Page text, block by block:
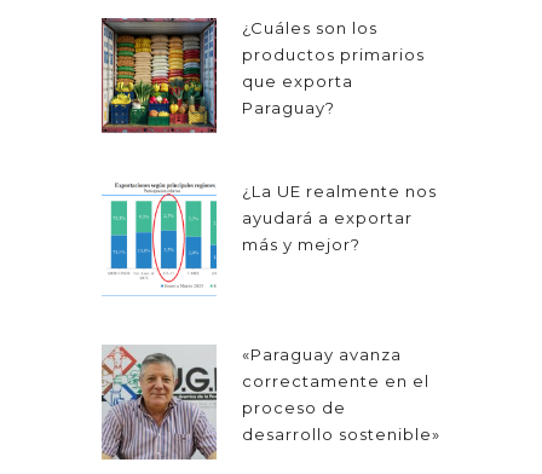
¿Cuáles son los
productos primarios
que exporta
Paraguay?
¿La UE realmente nos
ayudará a exportar
más y mejor?
«Paraguay avanza
correctamente en el
proceso de
desarrollo sostenible»